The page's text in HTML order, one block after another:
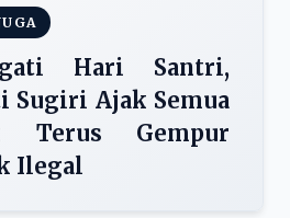
Hari Santri,
Sugiri Ajak Semua
Terus Gempur
Ilegal